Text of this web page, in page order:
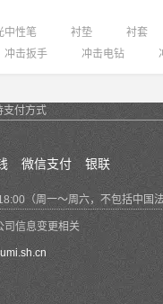
中性笔 衬垫 衬套
冲击扳手 冲击电钻
支付方式
微信支付 银联
（周一～周六，不包括中国法
司信息变更相关